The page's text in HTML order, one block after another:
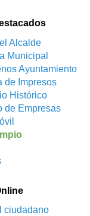
Alcalde
Municipal
Ayuntamiento
de Impresos
Histórico
de Empresas
ciudadano